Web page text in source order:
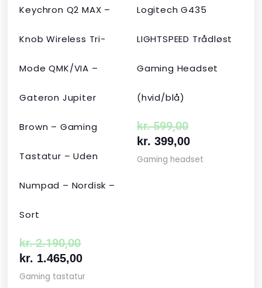
Keychron Q2 MAX –
Knob Wireless Tri-
Mode QMK/VIA –
Gateron Jupiter
Brown – Gaming
Tastatur – Uden
Numpad – Nordisk –
Sort
kr.2.190,00
kr. 1.465,00
Gaming tastatur
Logitech G435
LIGHTSPEED Trådløst
Gaming Headset
(hvid/blå)
kr.599,00
kr. 399,00
Gaming headset